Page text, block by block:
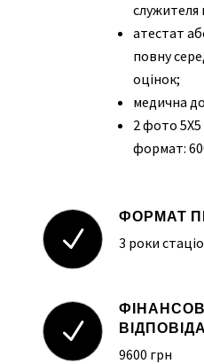
служителя
атестат
повну
оцінок;
медична
2 фото
формат:
N
ФОРМАТ
3 роки
N
9600 грн